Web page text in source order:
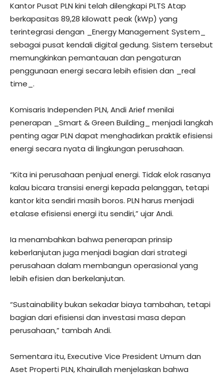
Kantor Pusat PLN kini telah dilengkapi PLTS Atap
berkapasitas 89,28 kilowatt peak (kWp) yang
terintegrasi dengan _Energy Management System_
sebagai pusat kendali digital gedung. Sistem tersebut
memungkinkan pemantauan dan pengaturan
penggunaan energi secara lebih efisien dan _real
time_.
Komisaris Independen PLN, Andi Arief menilai
penerapan _Smart & Green Building_ menjadi langkah
penting agar PLN dapat menghadirkan praktik efisiensi
energi secara nyata di lingkungan perusahaan.
“Kita ini perusahaan penjual energi. Tidak elok rasanya
kalau bicara transisi energi kepada pelanggan, tetapi
kantor kita sendiri masih boros. PLN harus menjadi
etalase efisiensi energi itu sendiri,” ujar Andi.
Ia menambahkan bahwa penerapan prinsip
keberlanjutan juga menjadi bagian dari strategi
perusahaan dalam membangun operasional yang
lebih efisien dan berkelanjutan.
“Sustainability bukan sekadar biaya tambahan, tetapi
bagian dari efisiensi dan investasi masa depan
perusahaan,” tambah Andi.
Sementara itu, Executive Vice President Umum dan
Aset Properti PLN, Khairullah menjelaskan bahwa